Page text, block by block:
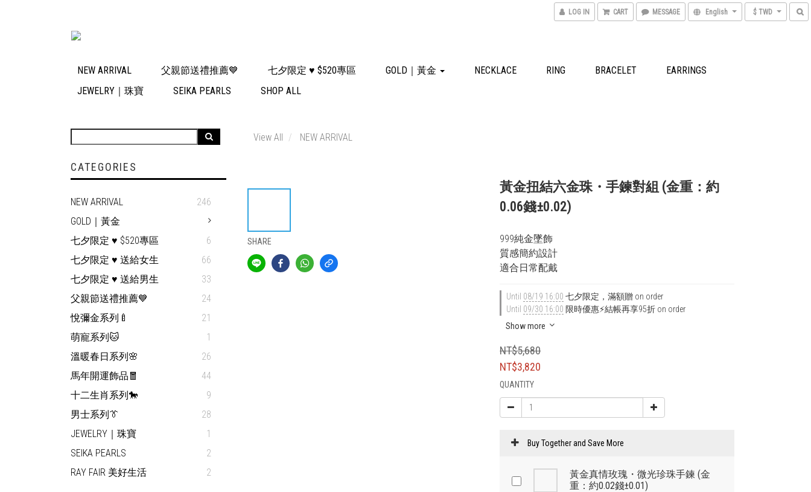
LOG IN CART MESSAGE English $ TWD
NEW ARRIVAL 父親節送禮推薦💙 七夕限定 ♥ $520專區 GOLD｜黃金 NECKLACE RING BRACELET
EARRINGS
JEWELRY｜珠寶
SEIKA PEARLS SHOP ALL
CATEGORIES
NEW ARRIVAL
246
GOLD｜黃金
七夕限定 ♥ $520專區
6
七夕限定 ♥ 送給女生
66
七夕限定 ♥ 送給男生
33
父親節送禮推薦💙
24
悅彌金系列🍼
21
萌寵系列🐱
1
溫暖春日系列🌸
26
馬年開運飾品🧧
44
十二生肖系列🐎
9
男士系列👔
28
JEWELRY｜珠寶
1
SEIKA PEARLS
2
RAY FAIR 美好生活
2
View All NEW ARRIVAL
SHARE
黃金扭結六金珠・手鍊對組 (金重：約
0.06錢±0.02)
999純金墜飾
質感簡約設計
適合日常配戴
Until 08/19 16:00 七夕限定，滿額贈 on order
Until 09/30 16:00 限時優惠⚡結帳再享95折 on order
Show more
NT$5,680
NT$3,820
QUANTITY
Buy Together and Save More
黃金真情玫瑰・微光珍珠手鍊 (金
重：約0.02錢±0.01)